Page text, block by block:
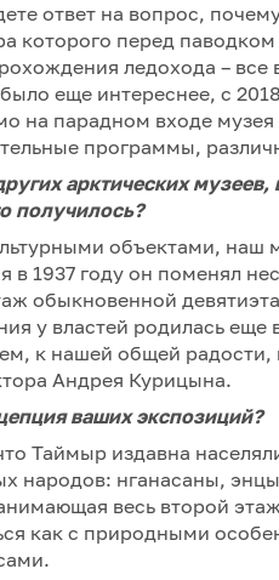
ответ на вопрос,
которого перед
ледохода –
еще интереснее, с
на парадном входе музея
программы,
арктических
получилось?
объектами, наш
в 1937 году он поменял
обыкновенной
у властей родилась еще
к нашей общей
Андрея Курицына.
ваших экспозиций?
Таймыр издавна
народов: нганасаны,
весь второй
как с природными